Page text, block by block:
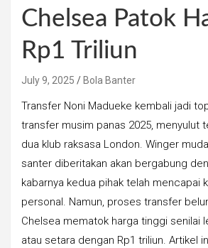
Chelsea Patok
Rp1 Triliun
July 9, 2025 Bola Banter
Transfer Noni Madueke kembali jadi
transfer musim panas 2025, menyulut
dua klub raksasa London. Winger
santer diberitakan akan bergabung
kabarnya kedua pihak telah mencapai
personal. Namun, proses transfer
Chelsea mematok harga tinggi senilai
atau setara dengan Rp1 triliun. Artikel